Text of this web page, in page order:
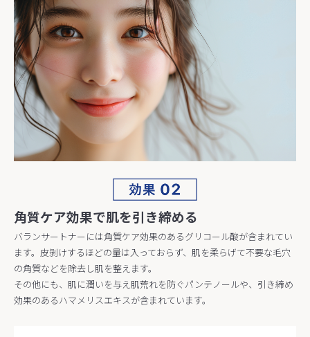
角質ケア効果で肌を引き締める
バランサートナーには角質ケア効果のあるグリコール酸が含まれてい
ます。皮剝けするほどの量は入っておらず、肌を柔らげて不要な毛穴
の角質などを除去し肌を整えます。
その他にも、肌に潤いを与え肌荒れを防ぐパンテノールや、引き締め
効果のあるハマメリスエキスが含まれています。